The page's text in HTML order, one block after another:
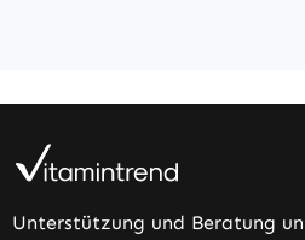
Unterstützung und Beratung